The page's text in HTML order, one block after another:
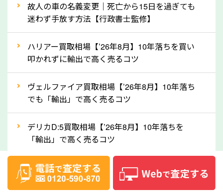
産車は高く買取が可能です。「廃車＝買取できない」
なら廃車の車も適正価格で買取できます。他社で買取
拒否となった車も価格がつく可能性があるので、諦め
ずに長野県の「ソコカラ」にご相談ください。古い車
でも高価買取が可能なケースは珍しくないため、まず
はWebで簡単にできる無料査定をお試しください。
実績」で確認できます。
⑤車内の簡単な清掃で買取価格アップも！
しばらく乗っていない車は、車内のシートや座席の下
が汚れていることも多いです。シミや汚れが付着して
故人の車の名義変更｜死亡から15日を過ぎても
迷わず手放す方法【行政書士監修】
ハリアー買取相場【’26年8月】10年落ちを買い
叩かれずに輸出で高く売るコツ
ヴェルファイア買取相場【’26年8月】10年落ち
でも「輸出」で高く売るコツ
デリカD:5買取相場【’26年8月】10年落ちを
「輸出」で高く売るコツ
【2026年8月】車査定は個人情報なし・電話な
し！登録不要で相場がわかるシミュレーション